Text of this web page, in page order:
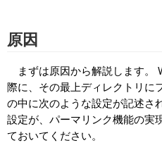
原因
まずは原因から解説します。
際に、その最上ディレクトリに
の中に次のような設定が記述さ
設定が、パーマリンク機能の実
ておいてください。